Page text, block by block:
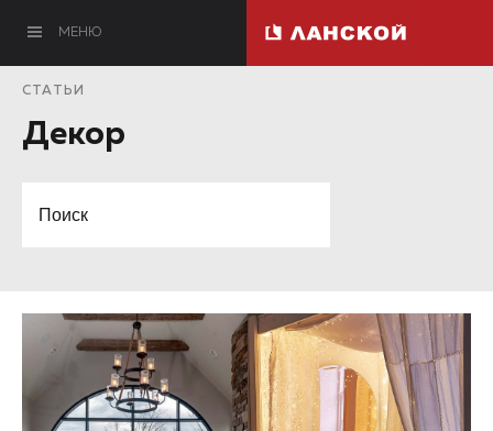
МЕНЮ
СТАТЬИ
Декор